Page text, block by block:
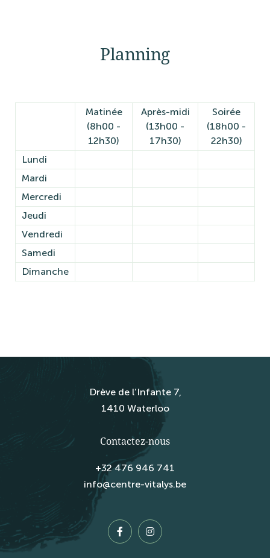
Planning
Matinée
(8h00 -
12h30)
Après-midi
(13h00 -
17h30)
Soirée
(18h00 -
22h30)
Lundi
Mardi
Mercredi
Jeudi
Vendredi
Samedi
Dimanche
Drève de l’Infante 7,
1410 Waterloo
Contactez-nous
+32 476 946 741
info@centre-vitalys.be